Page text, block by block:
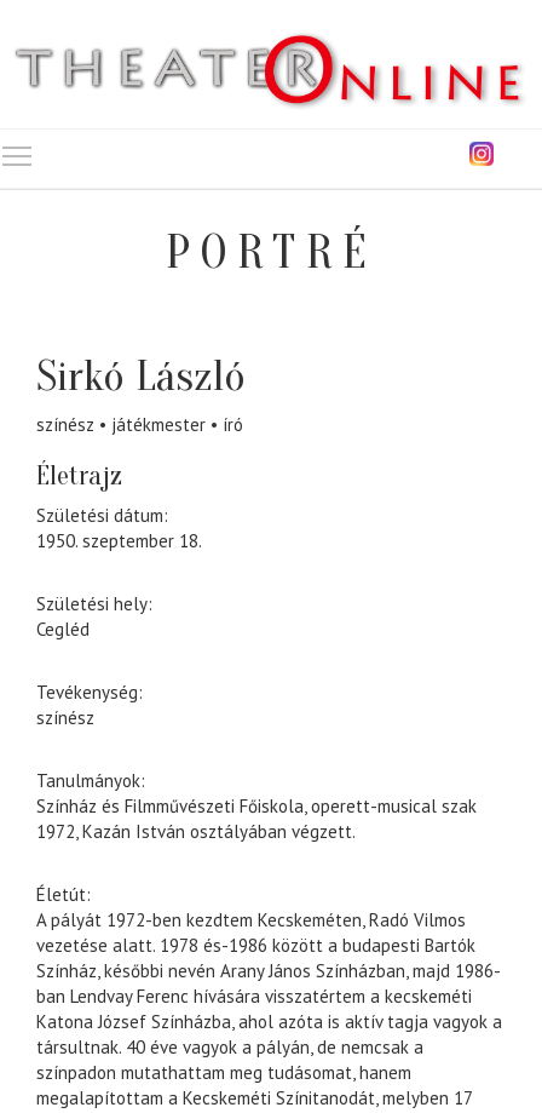
PORTRÉ
Sirkó László
színész játékmester író
Életrajz
Születési dátum:
1950. szeptember 18.
Születési hely:
Cegléd
Tevékenység:
színész
Tanulmányok:
Színház és Filmművészeti Főiskola, operett-musical szak
1972, Kazán István osztályában végzett.
Életút:
A pályát 1972-ben kezdtem Kecskeméten, Radó Vilmos
vezetése alatt. 1978 és-1986 között a budapesti Bartók
Színház, későbbi nevén Arany János Színházban, majd 1986-
ban Lendvay Ferenc hívására visszatértem a kecskeméti
Katona József Színházba, ahol azóta is aktív tagja vagyok a
társultnak. 40 éve vagyok a pályán, de nemcsak a
színpadon mutathattam meg tudásomat, hanem
megalapítottam a Kecskeméti Színitanodát, melyben 17